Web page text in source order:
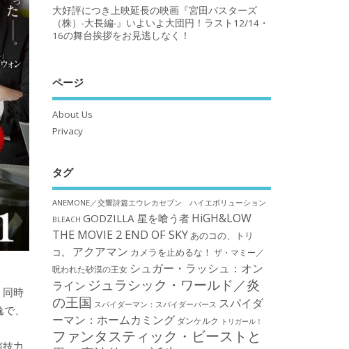
同時
、
大好評につき上映延長の映画『宮田バスターズ
（株）-大長編-』いよいよ大団円！ラスト12/14・
16の舞台挨拶をお見逃しなく！
ページ
About Us
Privacy
タグ
ANEMONE／交響詩篇エウレカセブン ハイエボリューション
BLEACH GODZILLA 星を喰う者 HiGH&LOW
THE MOVIE 2 END OF SKY あのコの、トリ
コ。
アクアマン カメラを止めるな！ ザ・マミー／
呪われた砂漠の王女 シュガー・ラッシュ：オン
ライン ジュラシック・ワールド／炎
の王国 スパイダーマン：スパイダーバース スパイダ
ーマン：ホームカミング ダンケルク トリガール！
ファンタスティック・ビーストと